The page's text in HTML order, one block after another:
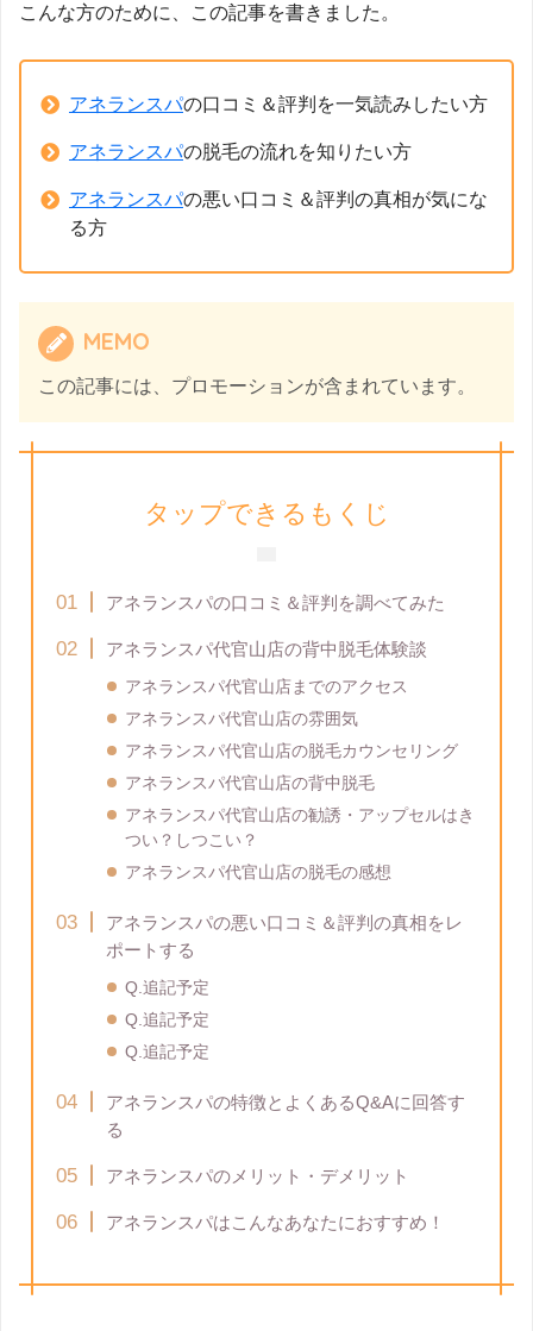
こんな方のために、この記事を書きました。
アネランスパの口コミ＆評判を一気読みしたい方
アネランスパの脱毛の流れを知りたい方
アネランスパの悪い口コミ＆評判の真相が気にな
る方
MEMO
この記事には、プロモーションが含まれています。
タップできるもくじ
アネランスパの口コミ＆評判を調べてみた
アネランスパ代官山店の背中脱毛体験談
アネランスパ代官山店までのアクセス
アネランスパ代官山店の雰囲気
アネランスパ代官山店の脱毛カウンセリング
アネランスパ代官山店の背中脱毛
アネランスパ代官山店の勧誘・アップセルはき
つい？しつこい？
アネランスパ代官山店の脱毛の感想
アネランスパの悪い口コミ＆評判の真相をレ
ポートする
Q.追記予定
Q.追記予定
Q.追記予定
アネランスパの特徴とよくあるQ&Aに回答す
る
アネランスパのメリット・デメリット
アネランスパはこんなあなたにおすすめ！